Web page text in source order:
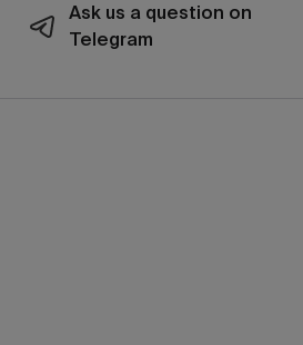
Ask us a question on
Telegram